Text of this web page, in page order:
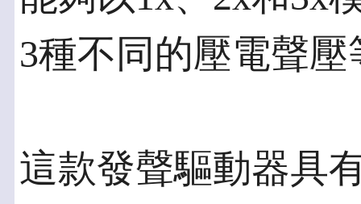
3種不同的壓電聲
這款發聲驅動器具